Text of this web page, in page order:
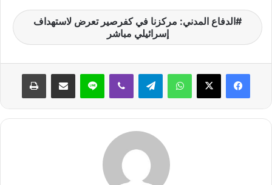
الدفاع المدني: مركزنا في كفرصير تعرض لاستهداف
إسرائيلي مباشر
واتساب تيلقرام ڤايبر لاين مشاركة عبر البريد طباعة